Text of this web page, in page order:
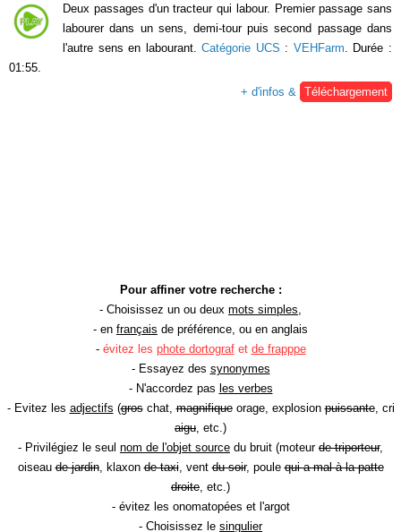
Deux passages d'un tracteur qui labour. Premier passage sans
labourer dans un sens, demi-tour puis second passage dans
l'autre sens en labourant.Catégorie UCS : VEHFarm . Durée :
01:55.
+ d'infos &
Téléchargement
Pour affiner votre recherche :
- Choisissez un ou deux mots simples
- en français de préférence, ou en anglais
- évitez les phote dortografet de frapppe
- Essayez des synonymes
- N'accordez pas les verbes
- Evitez les adjectifs (groschat,magnifiqueorage, explosionpuissante, cri
aigu , etc.)
- Privilégiez le seul nom de l'objet source du bruit (moteur de triporteur,
oiseaude jardin, klaxonde taxi, ventdu soir, poulequi a mal à la patte
droite , etc.)
- évitez les onomatopées et l'argot
- Choisissez le singulier